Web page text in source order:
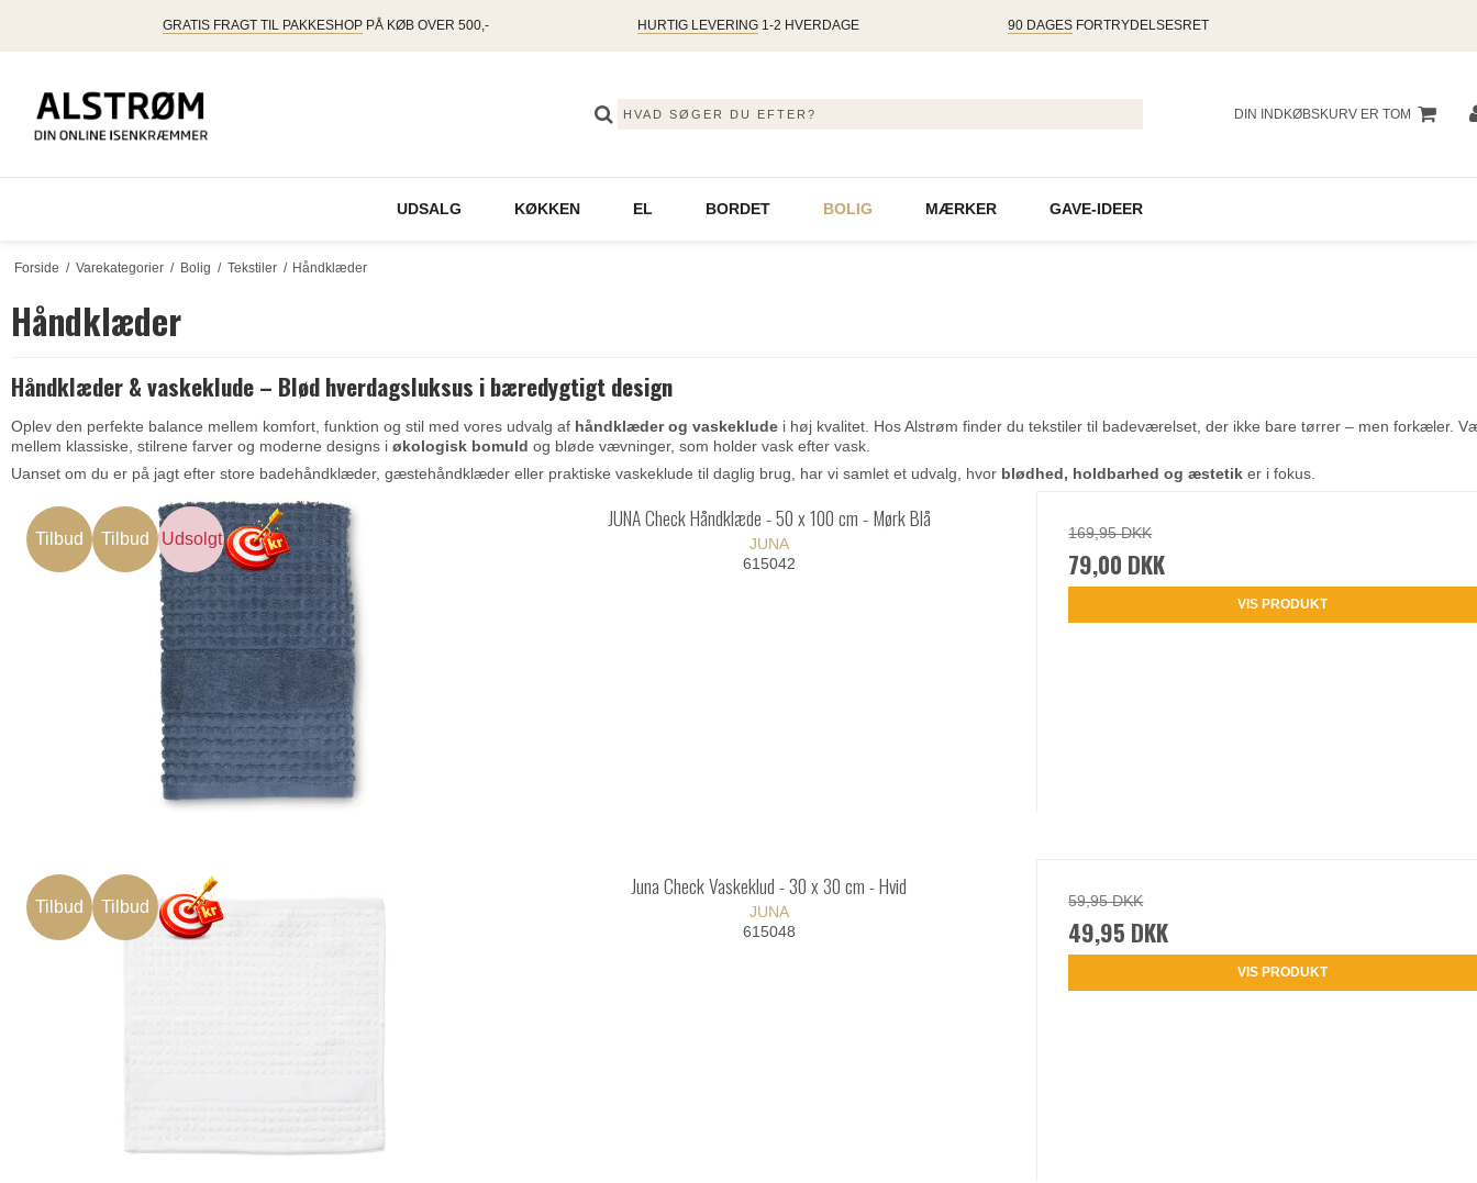
GRATIS FRAGT TIL PAKKESHOPPÅ KØB OVER 500,- HURTIG LEVERING1-2 HVERDAGE 90 DAGESFORTRYDELSESRET
DIN INDKØBSKURV ER TOM
UDSALG KØKKEN EL BORDET BOLIG MÆRKER GAVE-IDEER
Forside / Varekategorier / Bolig / Tekstiler / Håndklæder
Håndklæder
Håndklæder & vaskeklude – Blød hverdagsluksus i bæredygtigt design
Oplev den perfekte balance mellem komfort, funktion og stil med vores udvalg af håndklæder og vaskeklude i høj kvalitet. Hos Alstrøm finder du tekstiler til badeværelset, der ikke bare tørrer – men forkæler.
mellem klassiske, stilrene farver og moderne designs i økologisk bomuld og bløde vævninger, som holder vask efter vask.
Uanset om du er på jagt efter store badehåndklæder, gæstehåndklæder eller praktiske vaskeklude til daglig brug, har vi samlet et udvalg, hvor blødhed, holdbarhed og æstetik er i fokus.
Tilbud Tilbud Udsolgt
JUNA Check Håndklæde - 50 x 100 cm - Mørk Blå
JUNA
615042
169,95 DKK
79,00 DKK
VIS PRODUKT
Tilbud Tilbud
Juna Check Vaskeklud - 30 x 30 cm - Hvid
JUNA
615048
59,95 DKK
49,95 DKK
VIS PRODUKT